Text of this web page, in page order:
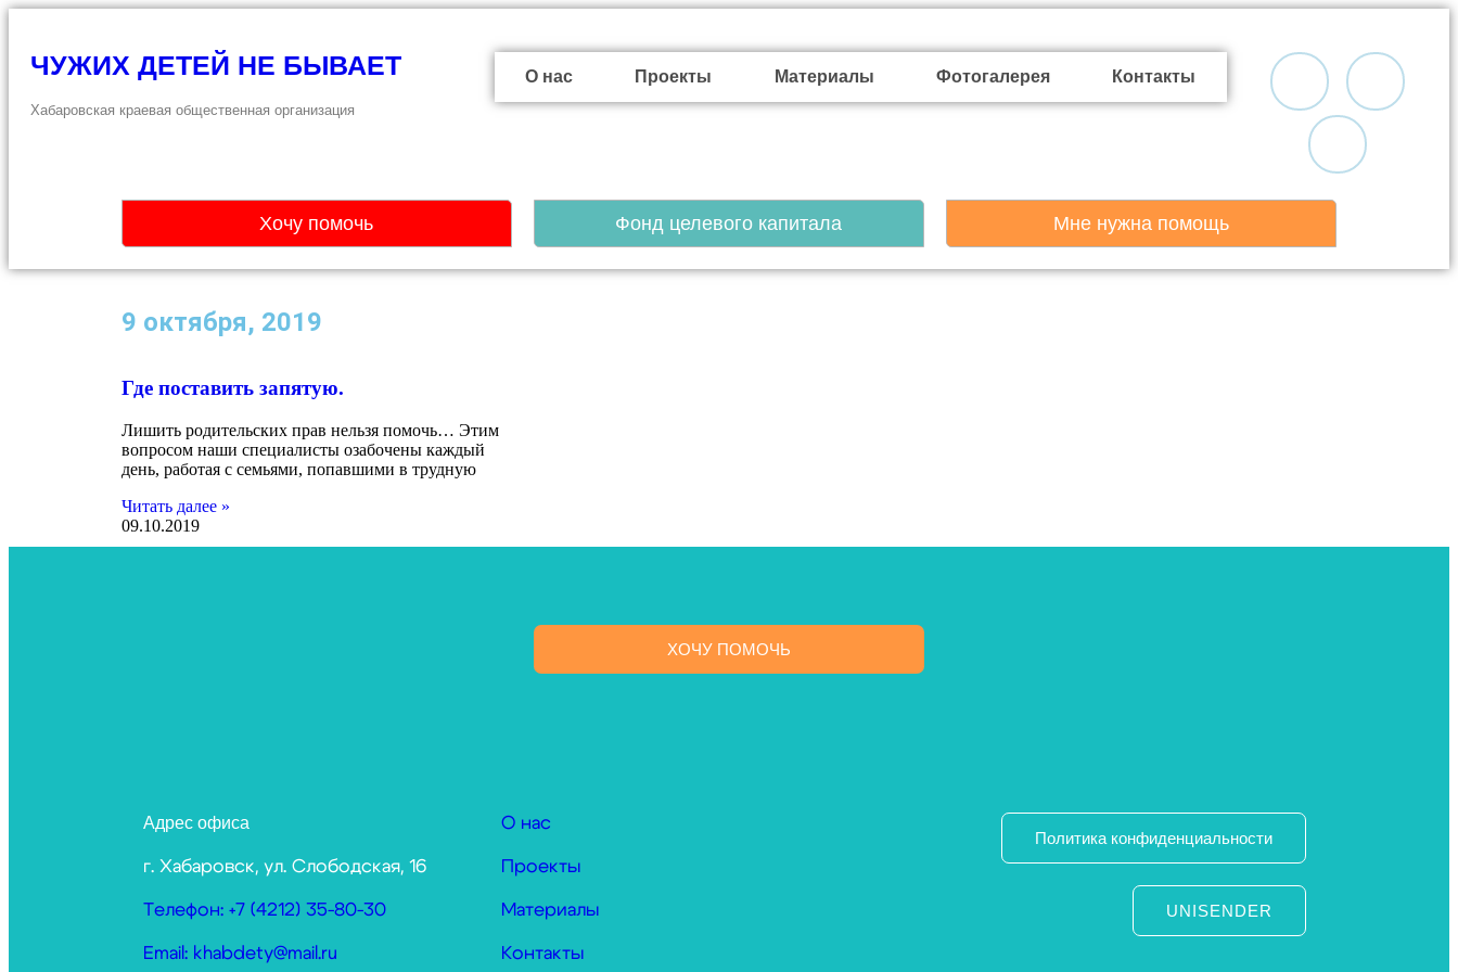
ЧУЖИХ ДЕТЕЙ НЕ БЫВАЕТ
Хабаровская краевая общественная организация
О нас Проекты Материалы Фотогалерея Контакты
Хочу помочь Фонд целевого капитала Мне нужна помощь
9 октября, 2019
Где поставить запятую.
Лишить родительских прав нельзя помочь… Этим
вопросом наши специалисты озабочены каждый
день, работая с семьями, попавшими в трудную
Читать далее »
09.10.2019
ХОЧУ ПОМОЧЬ
Адрес офиса
г. Хабаровск, ул. Слободская, 16
Телефон: +7 (4212) 35-80-30
Email: khabdety@mail.ru
О нас
Проекты
Материалы
Контакты
Политика конфиденциальности
UNISENDER